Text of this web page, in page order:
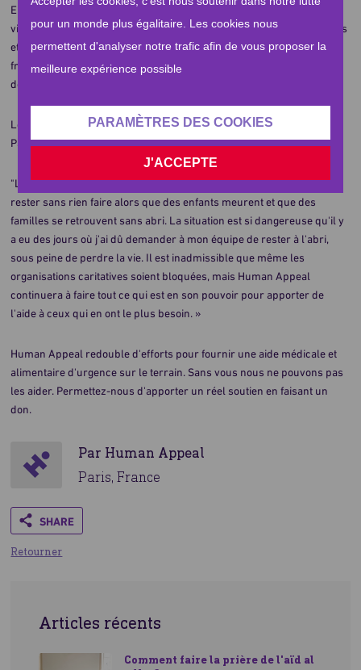
pour un monde plus égalitaire. Les cookies nous
permettent d'analyser notre trafic afin de vous proposer la
meilleure expérience possible
PARAMÈTRES DES COOKIES
J'ACCEPTE
En Palestine, nos frères et sœurs restent exposés à la flambée des
violences, marquée par les bombardements. De nombreux bâtiments
et logements ont été détruits. Les coupures d'électricités sont
fréquentes et les hostilités ont également entrainés d'importants
déplacements à l'intérieur du pays.
Le Dr Mahmoud Shatat, chef de mission de Human Appeal en
Palestine, nous a adressé un message depuis Gaza :
"L'ampleur des destructions ici est déchirante. Nous ne pouvons pas
rester sans rien faire alors que des enfants meurent et que des
familles se retrouvent sans abri. La situation est si dangereuse qu'il y
a eu des jours où j'ai dû demander à mon équipe de rester à l'abri,
sous peine de perdre la vie. Il est inadmissible que même les
organisations caritatives soient bloquées, mais Human Appeal
continuera à faire tout ce qui est en son pouvoir pour apporter de
l'aide à ceux qui en ont le plus besoin. »
Human Appeal redouble d'efforts pour fournir une aide médicale et
alimentaire d'urgence sur le terrain. Sans vous nous ne pouvons pas
les aider. Permettez-nous d'apporter un réel soutien en faisant un
don.
Par Human Appeal
Paris, France
Retourner
Articles récents
Comment faire la prière de l'aïd al